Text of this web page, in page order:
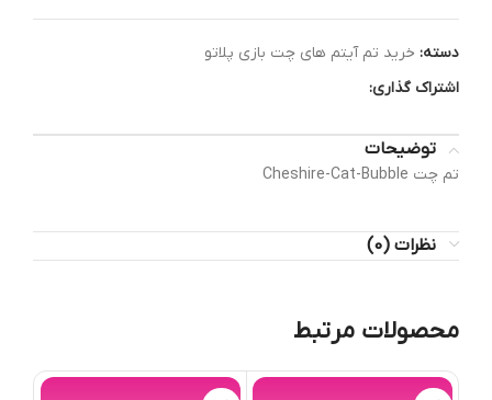
دسته: خرید تم آیتم های چت بازی پلاتو
اشتراک گذاری:
توضیحات
تم چت Cheshire-Cat-Bubble
نظرات (0)
محصولات مرتبط